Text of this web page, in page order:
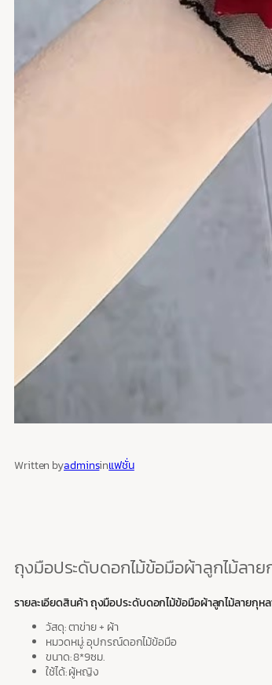
Written byadminsinแฟชั่น
ถุงมือประดับดอกไม้ข้อมือผ้าลูกไม้ลา
รายละเอียดสินค้า ถุงมือประดับดอกไม้ข้อมือผ้าลูกไม้ลายกุ
วัสดุ: ตาข่าย + ผ้า
หมวดหมู่: อุปกรณ์ดอกไม้ข้อมือ
ขนาด: 8*9ซม.
ใช้ได้: ผู้หญิง